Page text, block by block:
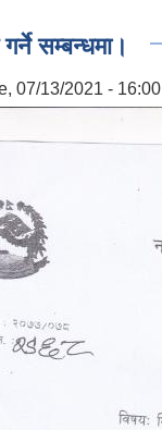
सम्बन्धमा।
07/13/2021 - 16:00